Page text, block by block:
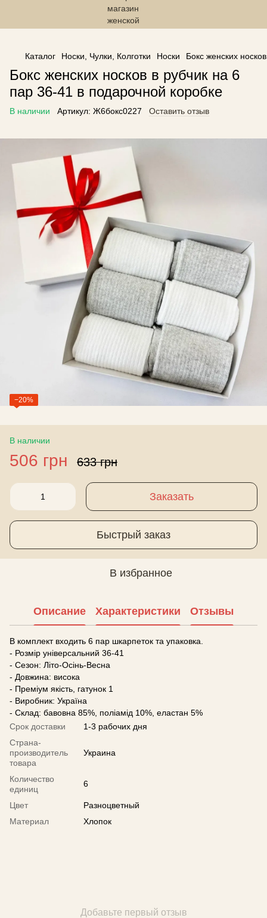
------------------------------------------------
Каталог Носки, Чулки, Колготки Носки Бокс женских
Бокс женских носков в рубчик на 6
пар 36-41 в подарочной коробке
В наличии Артикул: Ж6бокс0227 Оставить отзыв
−20%
В наличии
506 грн 633 грн
Заказать
Быстрый заказ
В избранное
Описание Характеристики Отзывы
В комплект входить 6 пар шкарпеток та упаковка.
- Розмір універсальний 36-41
- Сезон: Літо-Осінь-Весна
- Довжина: висока
- Преміум якість, гатунок 1
- Виробник: Україна
- Склад: бавовна 85%, поліамід 10%, еластан 5%
Срок доставки
1-3 рабочих дня
Страна-
производитель
товара
Украина
Количество
единиц
6
Цвет
Разноцветный
Материал
Хлопок
Добавьте первый отзыв